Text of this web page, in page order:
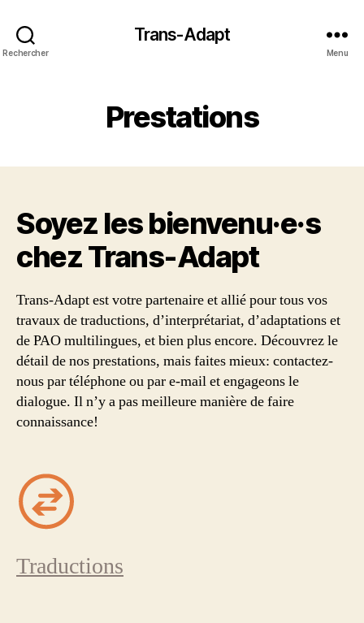
Rechercher
Trans-Adapt
Menu
Prestations
Soyez les bienvenu·e·s
chez Trans‑Adapt
Trans-Adapt est votre partenaire et allié pour tous vos
travaux de traductions, d’interprétariat, d’adaptations et
de PAO multilingues, et bien plus encore. Découvrez le
détail de nos prestations, mais faites mieux: contactez-
nous par téléphone ou par e-mail et engageons le
dialogue. Il n’y a pas meilleure manière de faire
connaissance!
Traductions